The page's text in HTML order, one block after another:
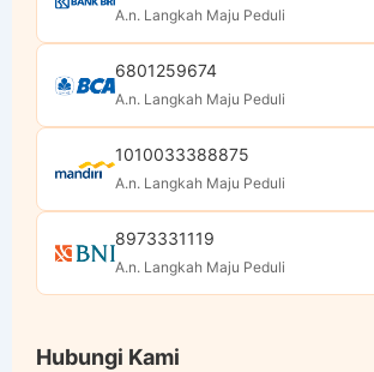
A.n. Langkah Maju Peduli
6801259674
A.n. Langkah Maju Peduli
1010033388875
A.n. Langkah Maju Peduli
8973331119
A.n. Langkah Maju Peduli
Hubungi Kami